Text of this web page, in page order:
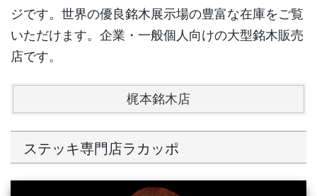
ジです。世界の優良銘木展示場の豊富な在庫をご覧
いただけます。企業・一般個人向けの大型銘木販売
店です。
梶本銘木店
ステッキ専門店ラカッポ